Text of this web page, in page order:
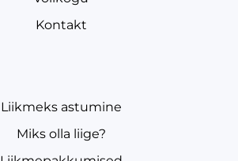
Kontakt
Liikmeks astumine
Miks olla liige?